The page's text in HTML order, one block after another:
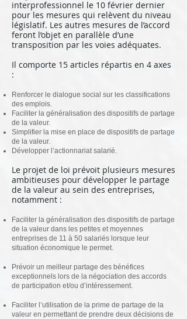
interprofessionnel le 10 février dernier
pour les mesures qui relèvent du niveau
législatif. Les autres mesures de l’accord
feront l’objet en parallèle d’une
transposition par les voies adéquates.
Il comporte 15 articles répartis en 4 axes
:
Renforcer le dialogue social sur les classifications
des emplois.
Faciliter la généralisation des dispositifs de partage
de la valeur.
Simplifier la mise en place de dispositifs de partage
de la valeur.
Développer l’actionnariat salarié.
Le projet de loi prévoit plusieurs mesures
ambitieuses pour développer le partage
de la valeur au sein des entreprises,
notamment :
Faciliter la généralisation des dispositifs de partage
de la valeur dans les petites et moyennes
entreprises de 11 à 50 salariés lorsque leur
situation économique le permet.
Prévoir un meilleur partage des bénéfices
exceptionnels lors de la négociation des accords
de participation et/ou d’intéressement.
Faciliter l’utilisation de la prime de partage de la
valeur en permettant de prendre deux décisions de